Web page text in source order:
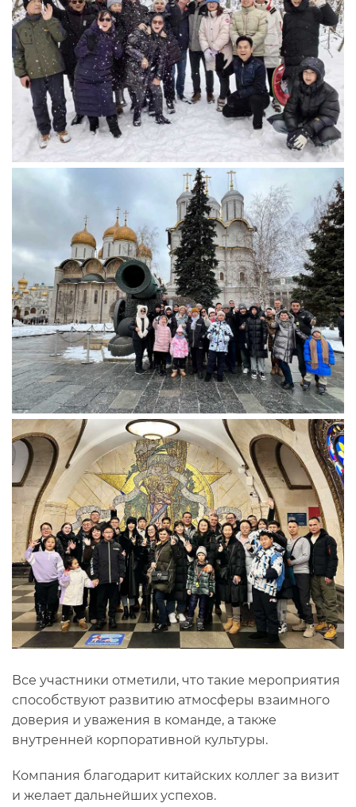
Все участники отметили, что такие мероприятия
способствуют развитию атмосферы взаимного
доверия и уважения в команде, а также
внутренней корпоративной культуры.
Компания благодарит китайских коллег за визит
и желает дальнейших успехов.